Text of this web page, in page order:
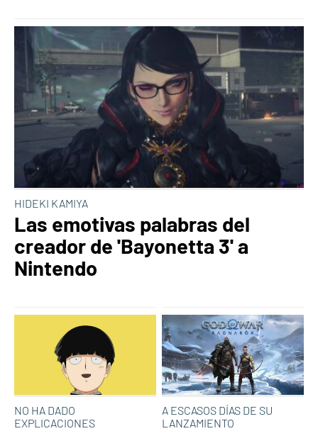
HIDEKI KAMIYA
Las emotivas palabras del
creador de 'Bayonetta 3' a
Nintendo
NO HA DADO
EXPLICACIONES
A ESCASOS DÍAS DE SU
LANZAMIENTO